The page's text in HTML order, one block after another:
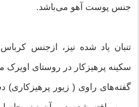
جنس پوست آهو می‌باشد.
تنبان یاد شده نیز، ازجنس
سکینه پرهیزکار در روستای اویرک
گفته‌های راوی ( زیور